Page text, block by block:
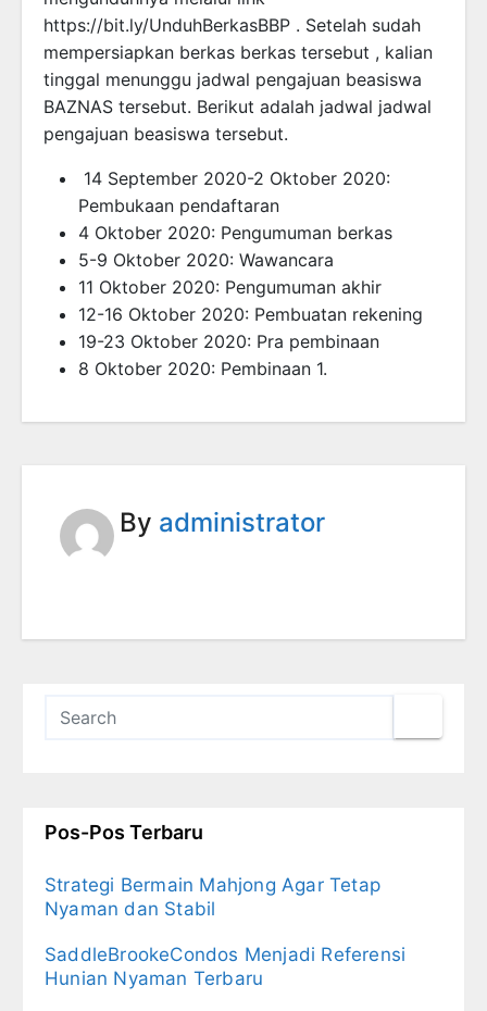
https://bit.ly/UnduhBerkasBBP . Setelah sudah
mempersiapkan berkas berkas tersebut , kalian
tinggal menunggu jadwal pengajuan beasiswa
BAZNAS tersebut. Berikut adalah jadwal jadwal
pengajuan beasiswa tersebut.
14 September 2020-2 Oktober 2020:
Pembukaan pendaftaran
4 Oktober 2020: Pengumuman berkas
5-9 Oktober 2020: Wawancara
11 Oktober 2020: Pengumuman akhir
12-16 Oktober 2020: Pembuatan rekening
19-23 Oktober 2020: Pra pembinaan
8 Oktober 2020: Pembinaan 1.
By administrator
Pos-Pos Terbaru
Strategi Bermain Mahjong Agar Tetap
Nyaman dan Stabil
SaddleBrookeCondos Menjadi Referensi
Hunian Nyaman Terbaru